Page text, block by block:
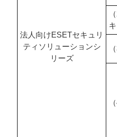
法人向けESETセキュリ
ティソリューションシ
リーズ